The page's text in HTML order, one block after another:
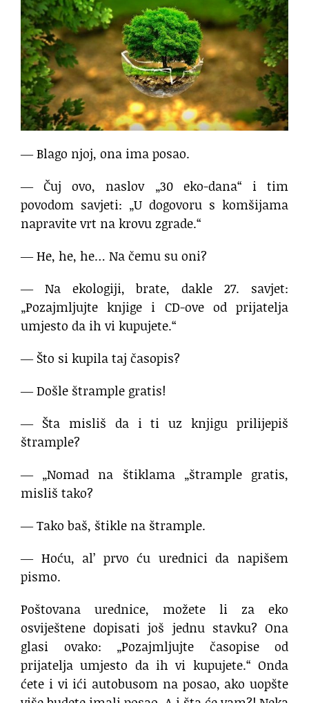
― Blago njoj, ona ima posao.
― Čuj ovo, naslov „30 eko-dana“ i tim
povodom savjeti: „U dogovoru s komšijama
napravite vrt na krovu zgrade.“
― He, he, he… Na čemu su oni?
― Na ekologiji, brate, dakle 27. savjet:
„Pozajmljujte knjige i CD-ove od prijatelja
umjesto da ih vi kupujete.“
― Što si kupila taj časopis?
― Došle štrample gratis!
― Šta misliš da i ti uz knjigu prilijepiš
štrample?
― „Nomad na štiklama „štrample gratis,
misliš tako?
― Tako baš, štikle na štrample.
― Hoću, al’ prvo ću urednici da napišem
pismo.
Poštovana urednice, možete li za eko
osviještene dopisati još jednu stavku? Ona
glasi ovako: „Pozajmljujte časopise od
prijatelja umjesto da ih vi kupujete.“ Onda
ćete i vi ići autobusom na posao, ako uopšte